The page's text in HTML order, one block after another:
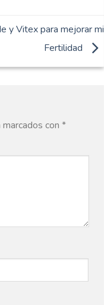
y Vitex para mejorar mi
Fertilidad
con *